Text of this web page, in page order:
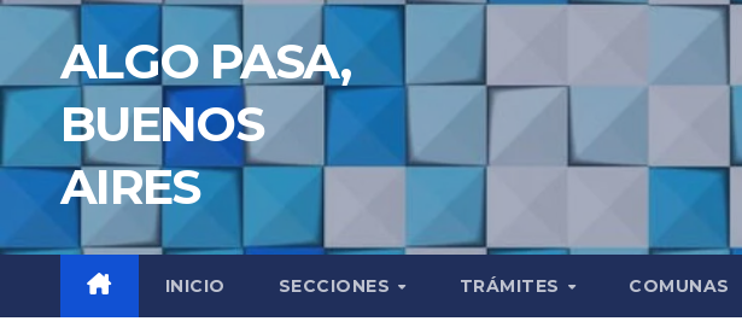
Saltar
contenidoALGO PASA,
BUENOS
AIRES
INICIO SECCIONES TRÁMITES COMUNAS